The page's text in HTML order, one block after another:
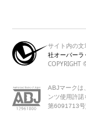
サイト内の文
社オーバーラ
COPYRIGHT
ABJマークは
ンツ使用許
第6091713号)